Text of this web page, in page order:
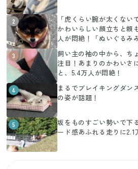
2
「虎くらい腕が太くな
かわいらしい顔立ちと頼
人が悶絶！「ぬいぐるみ
3
飼い主の袖の中から、ち
注目！あまりのかわいさ
と、5.4万人が悶絶！
4
まるでブレイキングダン
の姿が話題！
5
坂をものすごい勢いで下
ード感あふれる走りに2.1